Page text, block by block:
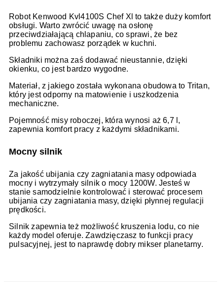
Robot Kenwood Kvl4100S Chef Xl to także duży komfort
obsługi. Warto zwrócić uwagę na osłonę
przeciwdziałającą chlapaniu, co sprawi, że bez
problemu zachowasz porządek w kuchni.
Składniki można zaś dodawać nieustannie, dzięki
okienku, co jest bardzo wygodne.
Materiał, z jakiego została wykonana obudowa to Tritan,
który jest odporny na matowienie i uszkodzenia
mechaniczne.
Pojemność misy roboczej, która wynosi aż 6,7 l,
zapewnia komfort pracy z każdymi składnikami.
Mocny silnik
Za jakość ubijania czy zagniatania masy odpowiada
mocny i wytrzymały silnik o mocy 1200W. Jesteś w
stanie samodzielnie kontrolować i sterować procesem
ubijania czy zagniatania masy, dzięki płynnej regulacji
prędkości.
Silnik zapewnia też możliwość kruszenia lodu, co nie
każdy model oferuje. Zawdzięczasz to funkcji pracy
pulsacyjnej, jest to naprawdę dobry mikser planetarny.